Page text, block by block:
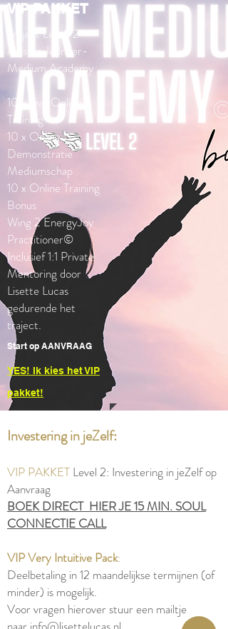
VIP PAKKET
Traject Level 2
Master Je Inner-
Medium Academy
10 x Live Online
Training
10 x Online
Demonstratie
Mediumschap
10 x Online Training
Bonus
Wing 2 EnergyJoy
Practitioner©
Inclusief 1:1 Private
Mentoring door
Lisette Lucas
gedurende het
traject.
Start op AANVRAAG
YES! Ik kies het VIP
pakket!
Investering in jeZelf:
VIP PAKKET Level 2: Investering in jeZelf op
Aanvraag
BOEK DIRECT HIER JE 15 MIN. SOUL
CONNECTIE CALL
VIP Very Intuitive Pack:
Deelbetaling in 12 maandelijkse termijnen (of
minder) is mogelijk.
Voor vragen hierover stuur een mailtje